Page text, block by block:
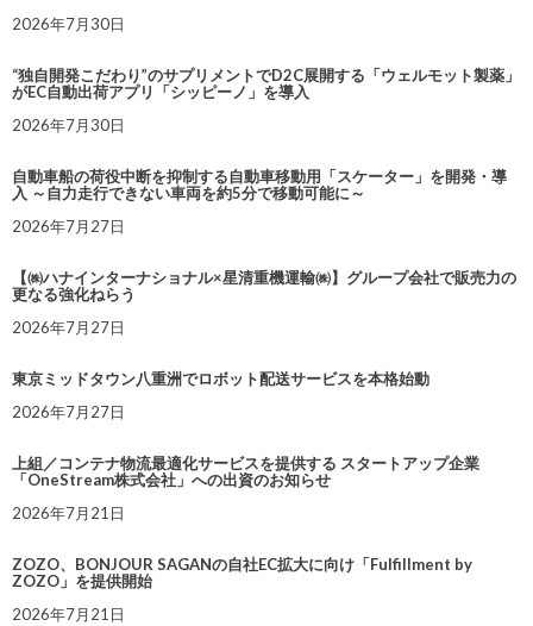
2026年7月30日
“独自開発こだわり”のサプリメントでD2C展開する「ウェルモット製薬」
がEC自動出荷アプリ「シッピーノ」を導入
2026年7月30日
自動車船の荷役中断を抑制する自動車移動用「スケーター」を開発・導
入 ～自力走行できない車両を約5分で移動可能に～
2026年7月27日
【㈱ハナインターナショナル×星清重機運輸㈱】グループ会社で販売力の
更なる強化ねらう
2026年7月27日
東京ミッドタウン八重洲でロボット配送サービスを本格始動
2026年7月27日
上組／コンテナ物流最適化サービスを提供する スタートアップ企業
「OneStream株式会社」への出資のお知らせ
2026年7月21日
ZOZO、BONJOUR SAGANの自社EC拡大に向け「Fulfillment by
ZOZO」を提供開始
2026年7月21日